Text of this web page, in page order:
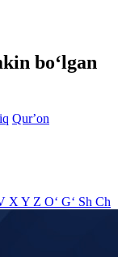
bo‘lgan
Qurʼon
X Y Z O‘ G‘ Sh Ch